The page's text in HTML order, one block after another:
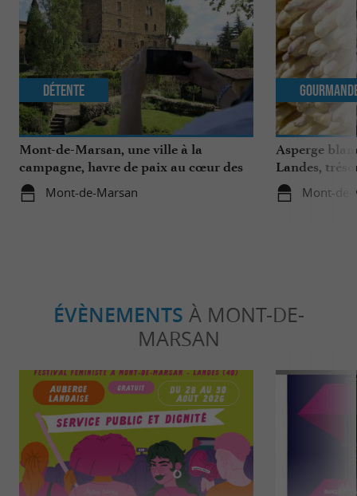
Mont-de-Marsan, une ville à la
campagne, havre de paix au cœur des
Landes
Mont-de-Marsan
Détente
Asperge
Landes,
région
Mont-de-
ÉVÈNEMENTS À MONT-DE-
MARSAN